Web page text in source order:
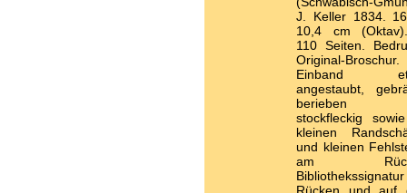
J. Keller 1834.
10,4 cm
110 Seiten.
Original-Broschur.
Einband
angestaubt,
berieben
stockfleckig
kleinen
und kleinen
am